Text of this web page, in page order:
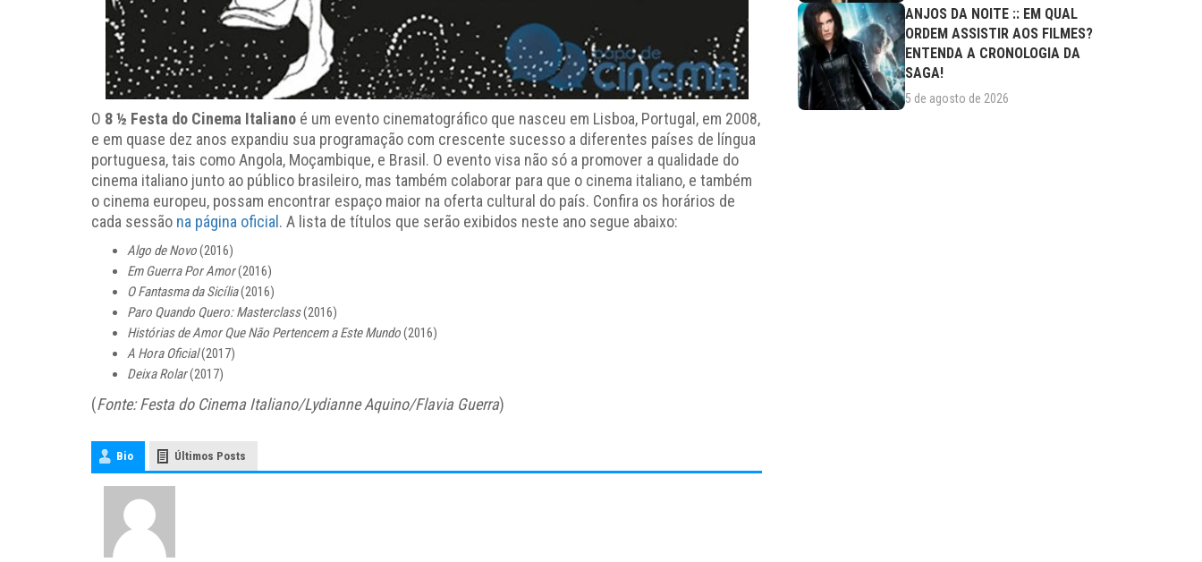
O 8 ½ Festa do Cinema Italiano é um evento cinematográfico que nasceu em Lisboa, Portugal, em 2008,
e em quase dez anos expandiu sua programação com crescente sucesso a diferentes países de língua
portuguesa, tais como Angola, Moçambique, e Brasil. O evento visa não só a promover a qualidade do
cinema italiano junto ao público brasileiro, mas também colaborar para que o cinema italiano, e também
o cinema europeu, possam encontrar espaço maior na oferta cultural do país. Confira os horários de
cada sessão na página oficial . A lista de títulos que serão exibidos neste ano segue abaixo:
Algo de Novo(2016)
Em Guerra Por Amor(2016)
O Fantasma da Sicília(2016)
Paro Quando Quero: Masterclass(2016)
Histórias de Amor Que Não Pertencem a Este Mundo(2016)
A Hora Oficial(2017)
Deixa Rolar(2017)
(Fonte: Festa do Cinema Italiano/Lydianne Aquino/Flavia Guerra)
Bio Últimos Posts
ANJOS DA NOITE :: EM QUAL
ORDEM ASSISTIR AOS FILMES?
ENTENDA A CRONOLOGIA DA
SAGA!
5 de agosto de 2026